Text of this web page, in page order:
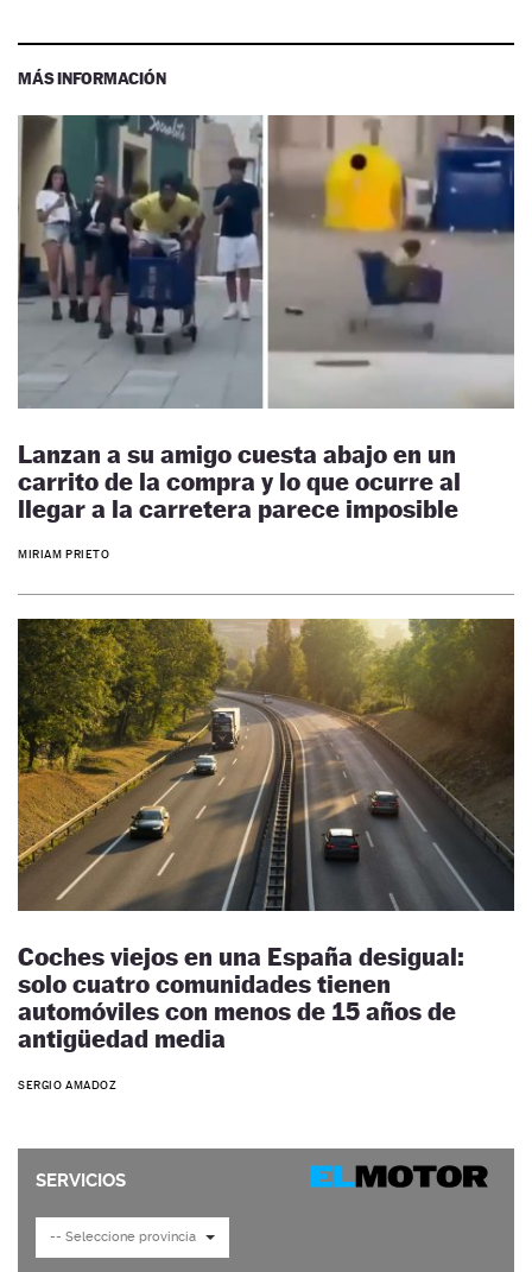
MÁS INFORMACIÓN
Lanzan a su amigo cuesta abajo en un
carrito de la compra y lo que ocurre al
llegar a la carretera parece imposible
MIRIAM PRIETO
Coches viejos en una España desigual:
solo cuatro comunidades tienen
automóviles con menos de 15 años de
antigüedad media
SERGIO AMADOZ